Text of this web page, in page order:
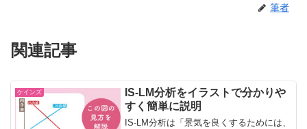
筆者
関連記事
ケインズ
IS-LM分析をイラストで分かりや
すく簡単に説明
IS-LM分析は「景気を良くするためには、